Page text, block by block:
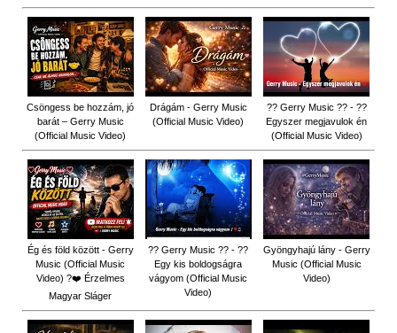
Csöngess be hozzám, jó
barát – Gerry Music
(Official Music Video)
Drágám - Gerry Music
(Official Music Video)
?? Gerry Music ?? - ??
Egyszer megjavulok én
(Official Music Video)
Ég és föld között - Gerry
Music (Official Music
Video) ?❤️ Érzelmes
Magyar Sláger
?? Gerry Music ?? - ??
Egy kis boldogságra
vágyom (Official Music
Video)
Gyöngyhajú lány - Gerry
Music (Official Music
Video)